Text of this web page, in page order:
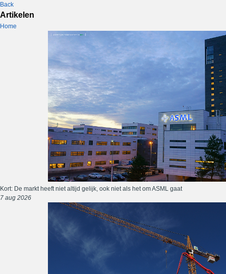
Back
Artikelen
Home
Kort: De markt heeft niet altijd gelijk, ook niet als het om ASML gaat
7 aug 2026